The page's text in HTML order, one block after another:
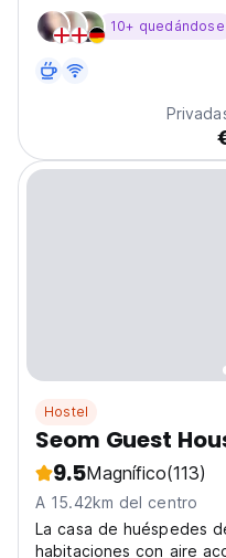
cómoda, agradable y
Mantener instalaciones
10+ quedándose
Hostel
Seom Guest
9.5Magnífico(113)
A 15.42km del centro
La casa de huéspedes
habitaciones con aire